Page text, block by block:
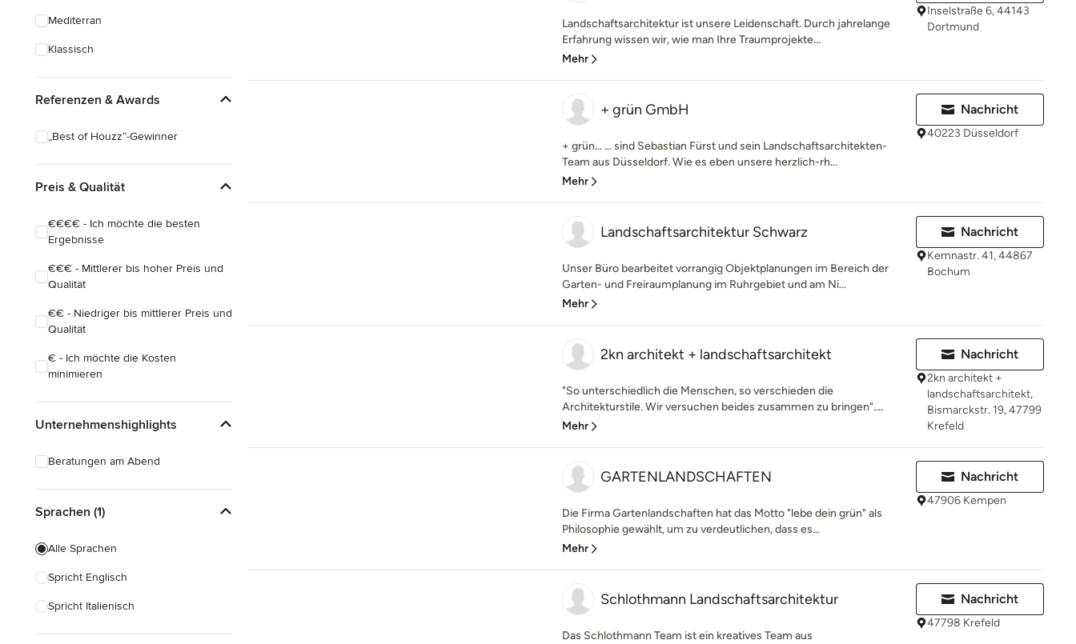
Mediterran
Klassisch
Referenzen & Awards
„Best of Houzz“-Gewinner
Preis & Qualität
€€€€ - Ich möchte die besten
Ergebnisse
€€€ - Mittlerer bis hoher Preis und
Qualität
€€ - Niedriger bis mittlerer Preis und
Qualität
€ - Ich möchte die Kosten
minimieren
Unternehmenshighlights
Beratungen am Abend
Sprachen (1)
Alle Sprachen
Spricht Englisch
Spricht Italienisch
Landschaftsarchitektur ist unsere Leidenschaft. Durch jahrelange
Erfahrung wissen wir, wie man Ihre Traumprojekte...
Mehr
Inselstraße 6, 44143
Dortmund
+ grün GmbH
+ grün… … sind Sebastian Fürst und sein Landschaftsarchitekten-
Team aus Düsseldorf. Wie es eben unsere herzlich-rh...
Mehr
Nachricht
40223 Düsseldorf
Landschaftsarchitektur Schwarz
Unser Büro bearbeitet vorrangig Objektplanungen im Bereich der
Garten- und Freiraumplanung im Ruhrgebiet und am Ni...
Mehr
Nachricht
Kemnastr. 41, 44867
Bochum
2kn architekt + landschaftsarchitekt
"So unterschiedlich die Menschen, so verschieden die
Architekturstile. Wir versuchen beides zusammen zu bringen"....
Mehr
Nachricht
2kn architekt +
landschaftsarchitekt,
Bismarckstr. 19, 47799
Krefeld
GARTENLANDSCHAFTEN
Die Firma Gartenlandschaften hat das Motto "lebe dein grün" als
Philosophie gewählt, um zu verdeutlichen, dass es...
Mehr
Nachricht
47906 Kempen
Schlothmann Landschaftsarchitektur
Das Schlothmann Team ist ein kreatives Team aus
Nachricht
47798 Krefeld